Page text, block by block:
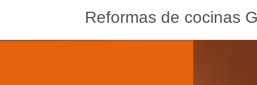
Reformas de cocinas